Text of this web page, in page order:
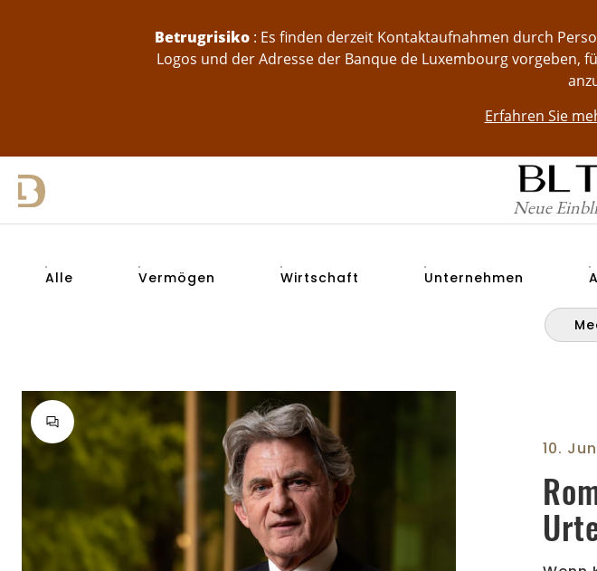
Betrugrisiko : Es finden derzeit Kontaktaufnahmen durch
Logos und der Adresse der Banque de Luxembourg vorgeben,
Erfahren Sie
Neue
Alle Vermögen Wirtschaft Unternehmen
10.